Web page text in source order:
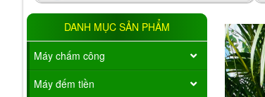
DANH MỤC SẢN PHẨM
Máy chấm công
Máy đếm tiền